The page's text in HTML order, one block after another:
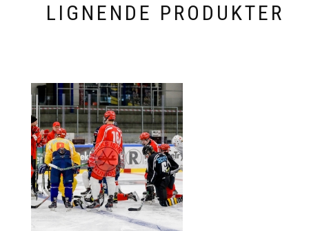
LIGNENDE PRODUKTER